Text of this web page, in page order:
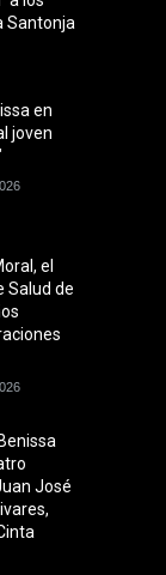
Santonja
en
joven
el
Salud de
José